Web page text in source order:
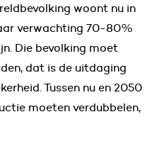
woont nu in
verwachting 70-80%
Die bevolking moet
dat is de uitdaging
Tussen nu en 2050
moeten verdubbelen,